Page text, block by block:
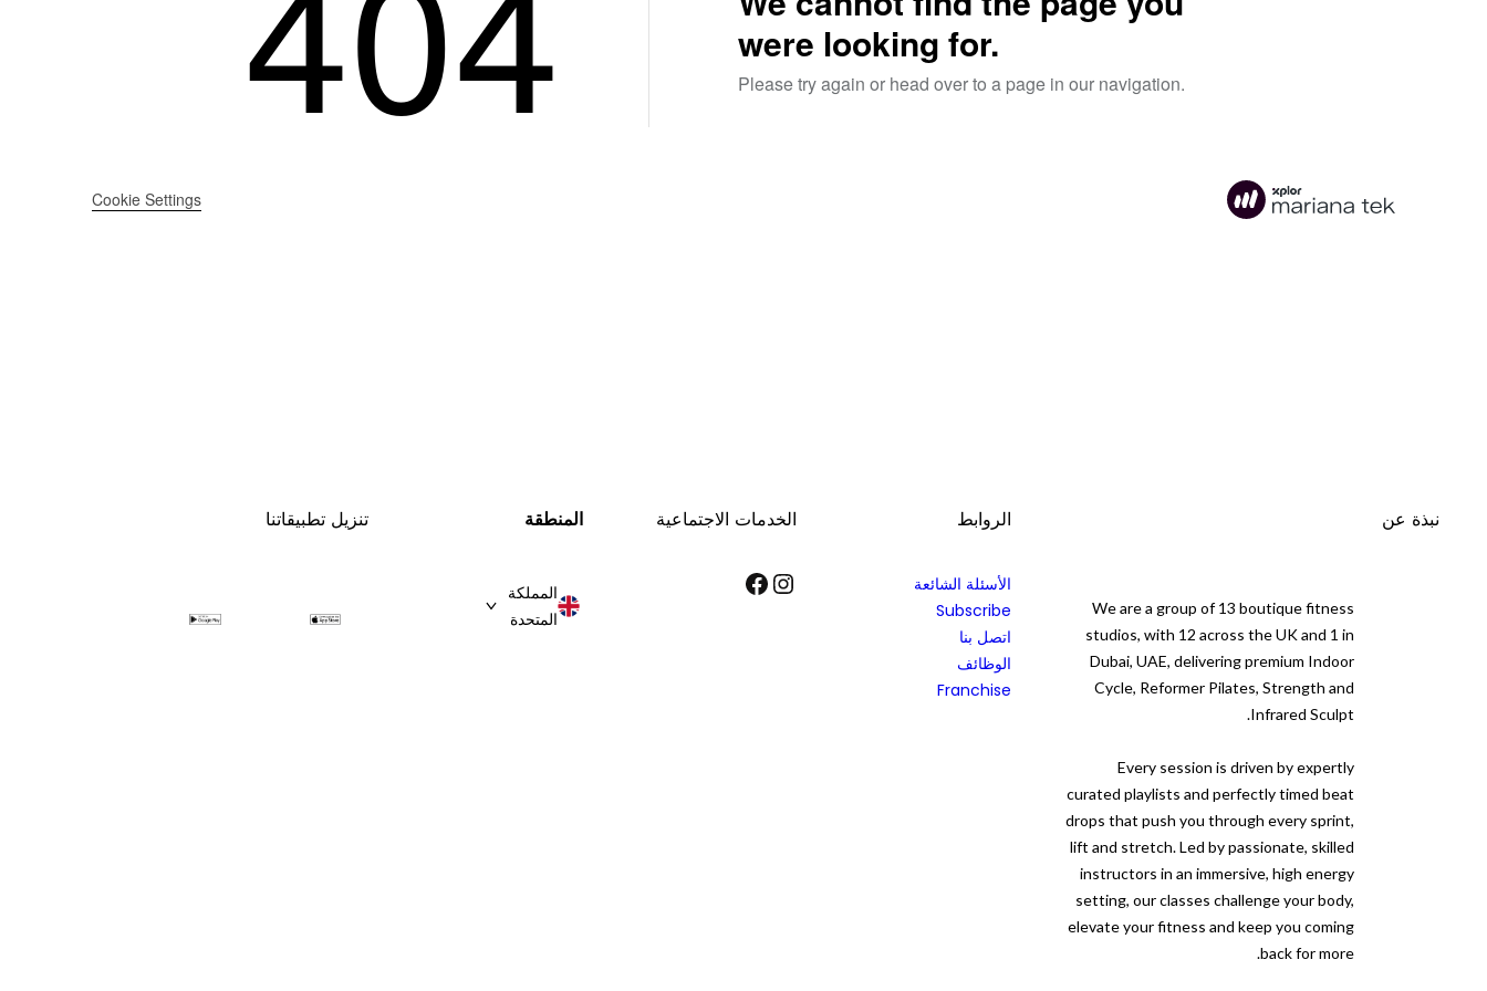
نبذة عن
We are a group of 13 boutique fitness
studios, with 12 across the UK and 1 in
Dubai, UAE, delivering premium Indoor
Cycle, Reformer Pilates, Strength and
Infrared Sculpt.
Every session is driven by expertly
curated playlists and perfectly timed beat
drops that push you through every sprint,
lift and stretch. Led by passionate, skilled
instructors in an immersive, high energy
setting, our classes challenge your body,
elevate your fitness and keep you coming
back for more.
الروابط
الأسئلة الشائعة
Subscribe
اتصل بنا
الوظائف
Franchise
الخدمات الاجتماعية
إنستجرام فيسبوك
المنطقة
المملكة
المتحدة
تنزيل تطبيقاتنا